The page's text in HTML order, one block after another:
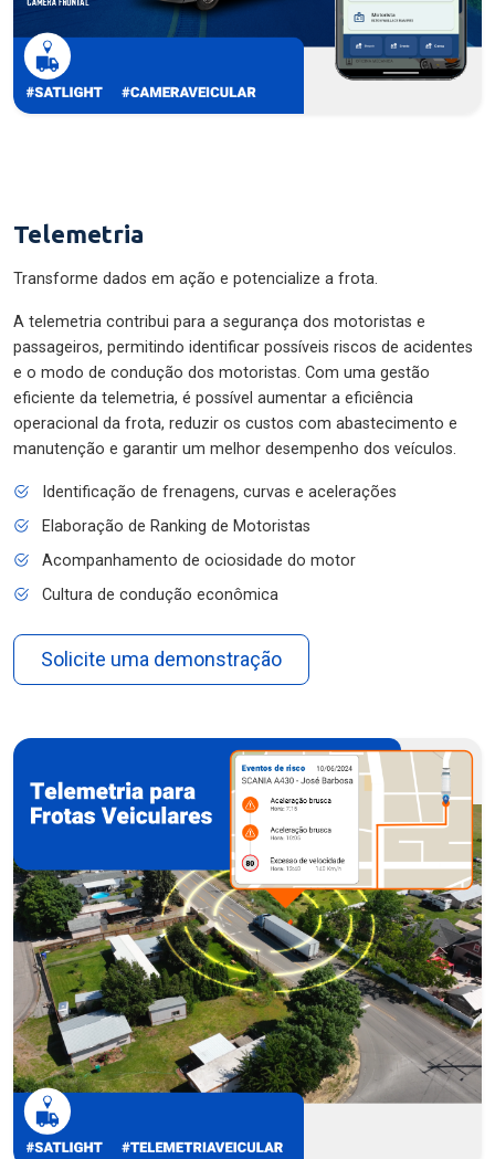
Telemetria
Transforme dados em ação e potencialize a frota.
A telemetria contribui para a segurança dos motoristas e
passageiros, permitindo identificar possíveis riscos de acidentes
e o modo de condução dos motoristas. Com uma gestão
eficiente da telemetria, é possível aumentar a eficiência
operacional da frota, reduzir os custos com abastecimento e
manutenção e garantir um melhor desempenho dos veículos.
Identificação de frenagens, curvas e acelerações
Elaboração de Ranking de Motoristas
Acompanhamento de ociosidade do motor
Cultura de condução econômica
Solicite uma demonstração